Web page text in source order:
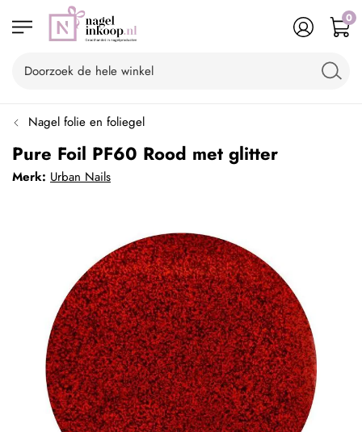
0
Nagel folie en foliegel
Pure Foil PF60 Rood met glitter
Merk: Urban Nails